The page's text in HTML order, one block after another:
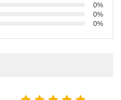
0%
0%
0%